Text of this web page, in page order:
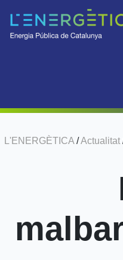
L'ENERGÈTICA /Actualitat